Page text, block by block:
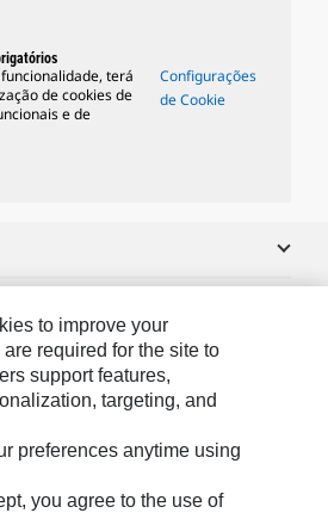
terá
de cookies de
e de
Configurações
de Cookie
to improve your
required for the site to
support features,
targeting, and
preferences anytime using
you agree to the use of